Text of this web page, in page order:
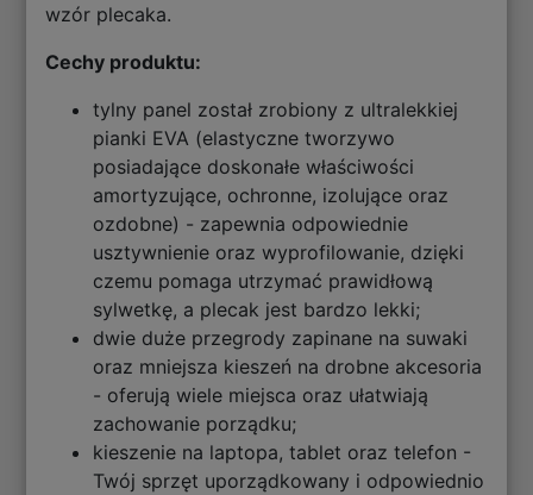
wzór plecaka.
Cechy produktu:
tylny panel został zrobiony z ultralekkiej
pianki EVA (elastyczne tworzywo
posiadające doskonałe właściwości
amortyzujące, ochronne, izolujące oraz
ozdobne) - zapewnia odpowiednie
usztywnienie oraz wyprofilowanie, dzięki
czemu pomaga utrzymać prawidłową
sylwetkę, a plecak jest bardzo lekki;
dwie duże przegrody zapinane na suwaki
oraz mniejsza kieszeń na drobne akcesoria
- oferują wiele miejsca oraz ułatwiają
zachowanie porządku;
kieszenie na laptopa, tablet oraz telefon -
Twój sprzęt uporządkowany i odpowiednio